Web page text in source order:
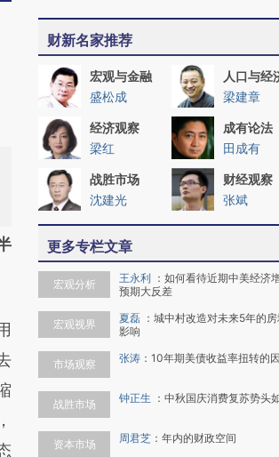
财新名家推荐
宏观与金融
盛松成
人口与经
梁建章
经济观察
梁红
成有论法
田成有
战胜市场
沈建光
财经观察
张斌
更多专栏文章
宏观分析 王永利 ： 如何看待近期中美经济
预期大反差
宏观视界 夏磊 ： 城中村改造对未来5年的
影响
市场观察 张涛 ： 10年期美债收益率扭转的
战胜市场 钟正生 ： 中秋国庆消费复苏势头
资本市场 周君芝 ： 年内的财政空间